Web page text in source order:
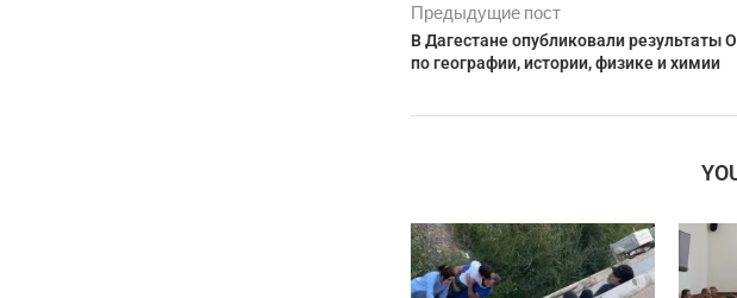
Предыдущие пост
В Дагестане опубликовали результаты
по географии, истории, физике и химии